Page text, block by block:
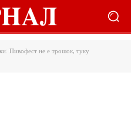
Пивофест не е трошок, туку